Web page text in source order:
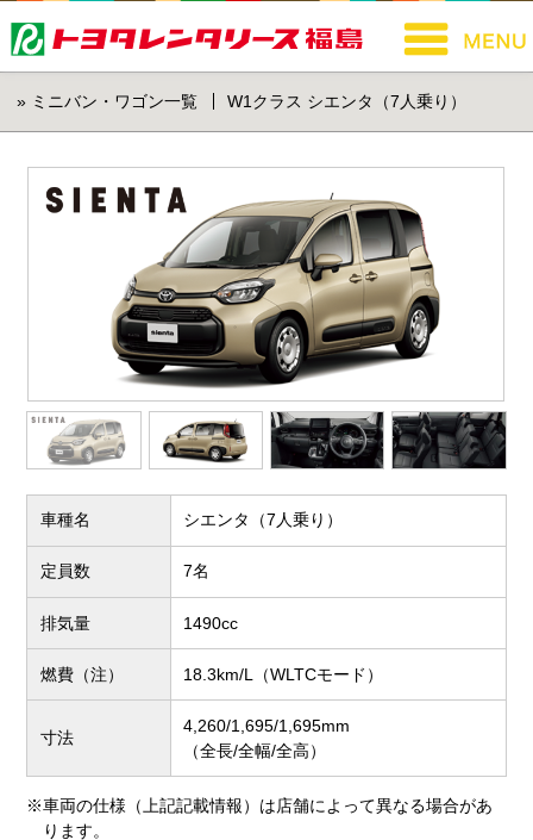
» ミニバン・ワゴン一覧 W1クラス シエンタ（7人乗り）
車種名 シエンタ（7人乗り）
定員数 7名
排気量 1490cc
燃費（注） 18.3km/L（WLTCモード）
寸法
4,260/1,695/1,695mm
（全長/全幅/全高）
車両の仕様（上記記載情報）は店舗によって異なる場合があ
ります。